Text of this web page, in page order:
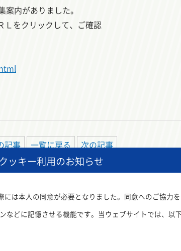
内がありました。
Ｌをクリックして、ご確認
記事 一覧に戻る 次の記事
クッキー利用のお知らせ
は本人の同意が必要となりました。同意へのご協力を
どに記憶させる機能です。当ウェブサイトでは、以